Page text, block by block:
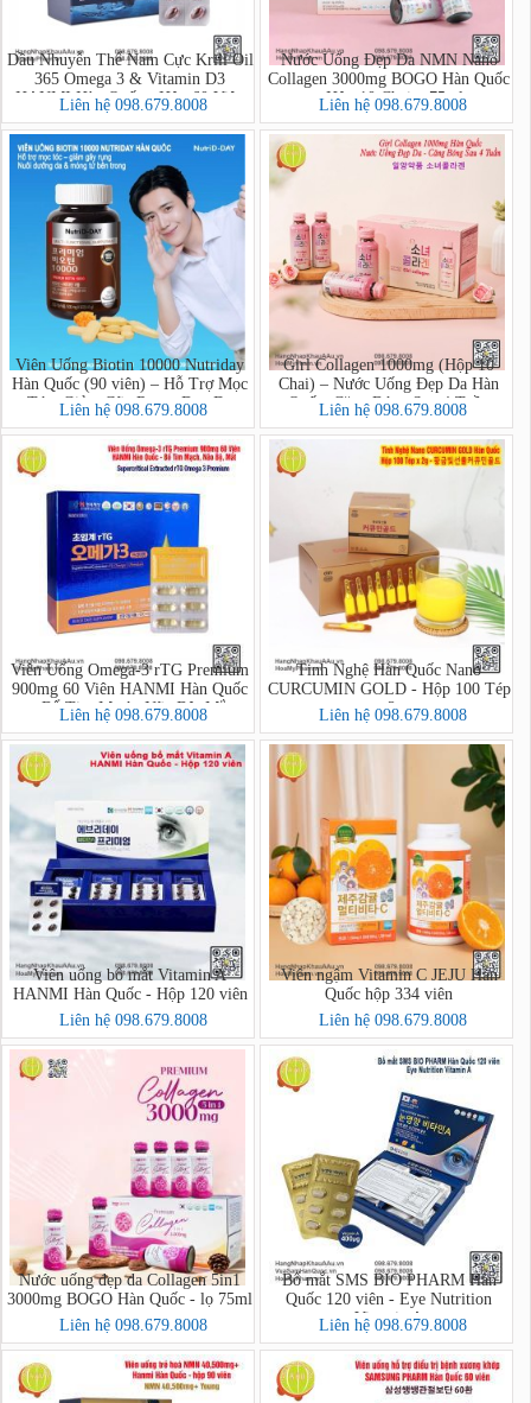
Dầu Nhuyễn Thể Nam Cực Krill Oil
365 Omega 3 & Vitamin D3
HANMI Hàn Quốc - Hộp 60 Viên
Liên hệ 098.679.8008
Nước Uống Đẹp Da NMN Nano
Collagen 3000mg BOGO Hàn Quốc
- Hộp 10 Chai x 75ml
Liên hệ 098.679.8008
Viên Uống Biotin 10000 Nutriday
Hàn Quốc (90 viên) – Hỗ Trợ Mọc
Tóc, Giảm Gãy Rụng, Đẹp Da
Liên hệ 098.679.8008
Girl Collagen 1000mg (Hộp 10
Chai) – Nước Uống Đẹp Da Hàn
Quốc, Căng Bóng Sau 4 Tuần
Liên hệ 098.679.8008
Viên Uống Omega-3 rTG Premium
900mg 60 Viên HANMI Hàn Quốc
– Bổ Tim Mạch, Não Bộ, Mắt
Liên hệ 098.679.8008
Tinh Nghệ Hàn Quốc Nano
CURCUMIN GOLD - Hộp 100 Tép
x 2g
Liên hệ 098.679.8008
Viên uống bổ mắt Vitamin A
HANMI Hàn Quốc - Hộp 120 viên
Liên hệ 098.679.8008
Viên ngậm Vitamin C JEJU Hàn
Quốc hộp 334 viên
Liên hệ 098.679.8008
Nước uống đẹp da Collagen 5in1
3000mg BOGO Hàn Quốc - lọ 75ml
Liên hệ 098.679.8008
Bổ mắt SMS BIO PHARM Hàn
Quốc 120 viên - Eye Nutrition
Vitamin A
Liên hệ 098.679.8008